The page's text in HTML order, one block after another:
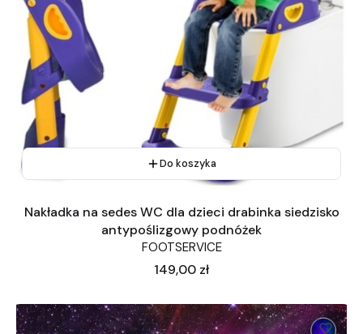
Do koszyka
Nakładka na sedes WC dla dzieci drabinka siedzisko
antypoślizgowy podnóżek
FOOTSERVICE
Cena
149,00 zł